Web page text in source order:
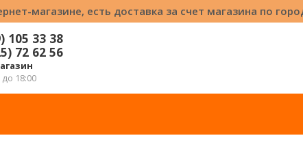
магазине, есть доставка за счет магазина по
105 33 38
72 62 56
18:00